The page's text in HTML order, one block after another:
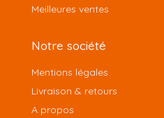
Meilleures ventes
Notre société
Mentions légales
Livraison & retours
A propos